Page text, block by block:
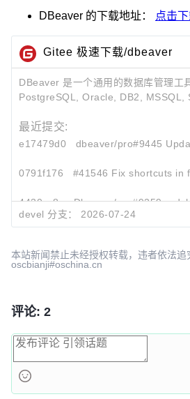
DBeaver 的下载地址： 点击
Gitee 极速下载/dbeaver
DBeaver 是一个通用的数据库管理工
PostgreSQL, Oracle, DB2, MSSQL,
最近提交:
e17479d0
dbeaver/pro#9445
0791f176
#41546 Fix shortcuts in
4430cc8c
Dbeaver/pro#9259
devel 分支： 2026-07-24
本站新闻禁止未经授权转载，违者依法
oscbianji#oschina.cn
评论: 2